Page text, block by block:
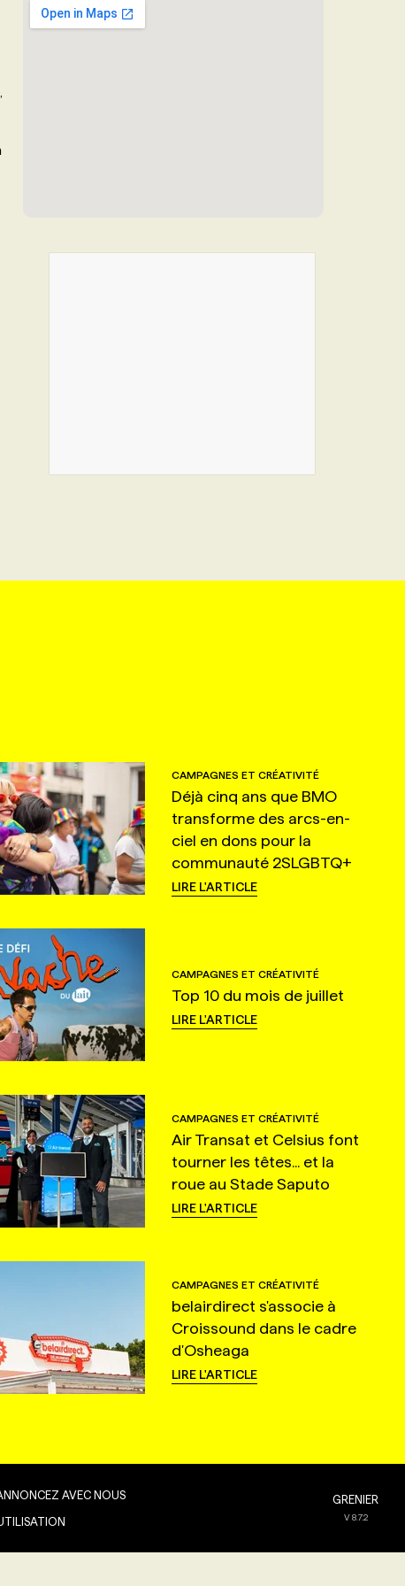
CAMPAGNES ET CRÉATIVITÉ
Déjà cinq ans que BMO
transforme des arcs-en-
ciel en dons pour la
communauté 2SLGBTQ+
LIRE L'ARTICLE
CAMPAGNES ET CRÉATIVITÉ
Top 10 du mois de juillet
LIRE L'ARTICLE
CAMPAGNES ET CRÉATIVITÉ
Air Transat et Celsius font
tourner les têtes... et la
roue au Stade Saputo
LIRE L'ARTICLE
CAMPAGNES ET CRÉATIVITÉ
belairdirect s'associe à
Croissound dans le cadre
d'Osheaga
LIRE L'ARTICLE
AVEC NOUS GRENIER
V8.7.2